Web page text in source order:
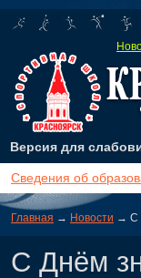
Версия для
Сведения об
Главная → Новости → С
С Днём